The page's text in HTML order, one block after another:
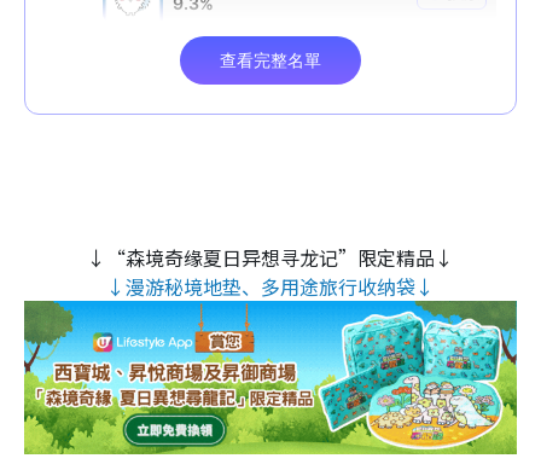
↓“森境奇缘夏日异想寻龙记”限定精品↓
↓漫游秘境地垫、多用途旅行收纳袋↓